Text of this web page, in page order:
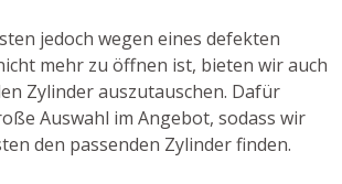
jedoch wegen eines defekten
mehr zu öffnen ist, bieten wir auch
Zylinder auszutauschen. Dafür
Auswahl im Angebot, sodass wir
den passenden Zylinder finden.